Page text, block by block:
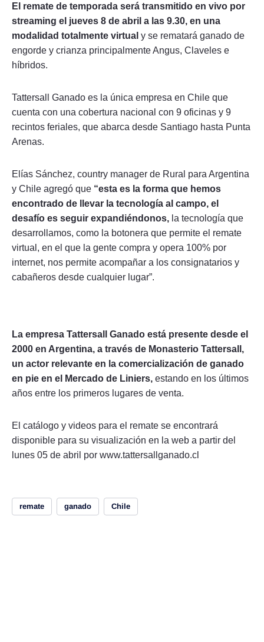
El remate de temporada será transmitido en vivo por
streaming el jueves 8 de abril a las 9.30, en una
modalidad totalmente virtual y se rematará ganado de
engorde y crianza principalmente Angus, Claveles e
híbridos.
Tattersall Ganado es la única empresa en Chile que
cuenta con una cobertura nacional con 9 oficinas y 9
recintos feriales, que abarca desde Santiago hasta Punta
Arenas.
Elías Sánchez, country manager de Rural para Argentina
y Chile agregó que “esta es la forma que hemos
encontrado de llevar la tecnología al campo, el
desafío es seguir expandiéndonos, la tecnología que
desarrollamos, como la botonera que permite el remate
virtual, en el que la gente compra y opera 100% por
internet, nos permite acompañar a los consignatarios y
cabañeros desde cualquier lugar”.
La empresa Tattersall Ganado está presente desde el
2000 en Argentina, a través de Monasterio Tattersall,
un actor relevante en la comercialización de ganado
en pie en el Mercado de Liniers, estando en los últimos
años entre los primeros lugares de venta.
El catálogo y videos para el remate se encontrará
disponible para su visualización en la web a partir del
lunes 05 de abril por www.tattersallganado.cl
remate ganado Chile